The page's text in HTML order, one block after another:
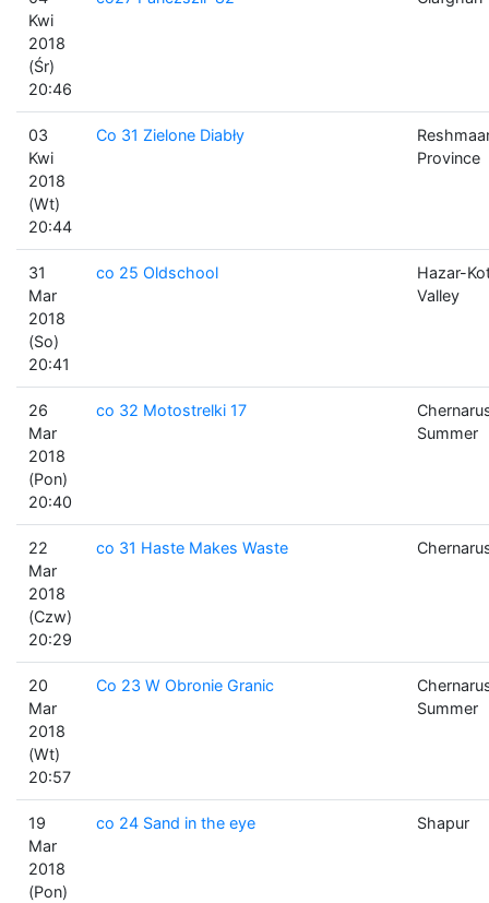
Kwi
2018
(Śr)
20:46
03
Kwi
2018
(Wt)
20:44
Co 31 Zielone Diabły
Province
31
Mar
2018
(So)
20:41
co 25 Oldschool
Hazar-
Valley
26
Mar
2018
(Pon)
20:40
co 32 Motostrelki 17
Summer
22
Mar
2018
(Czw)
20:29
co 31 Haste Makes Waste
20
Mar
2018
(Wt)
20:57
Co 23 W Obronie Granic
Summer
19
Mar
2018
(Pon)
co 24 Sand in the eye Shapur